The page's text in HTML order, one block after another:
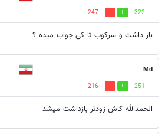
322
247
باز داشت و سرکوب تا کی جواب میده ؟
Md
251
216
الحمدالله کاش زودتر بازداشت میشد